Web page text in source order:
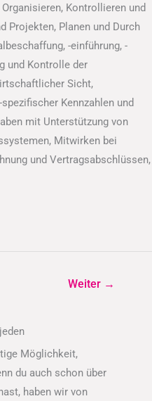
Kontrollieren und
Projekten, Planen und Durch
-einführung, -
und Kontrolle der
Sicht,
Kennzahlen und
mit Unterstützung von
Mitwirken bei
und Vertragsabschlüssen,
Weiter →
Möglichkeit,
du auch schon über
haben wir von